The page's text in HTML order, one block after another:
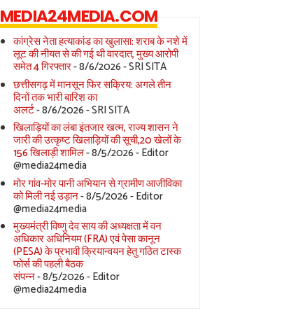
MEDIA24MEDIA.COM
कांग्रेस नेता हत्याकांड का खुलासा: शराब के नशे में
लूट की नीयत से की गई थी वारदात, मुख्य आरोपी
समेत 4 गिरफ्तार- 8/6/2026- SRI SITA
छत्तीसगढ़ में मानसून फिर सक्रिय: अगले तीन
दिनों तक भारी बारिश का
अलर्ट- 8/6/2026- SRI SITA
खिलाड़ियों का लंबा इंतजार खत्म, राज्य शासन ने
जारी की उत्कृष्ट खिलाड़ियों की सूची,20 खेलों के
156 खिलाड़ी शामिल- 8/5/2026- Editor
@media24media
मोर गांव-मोर पानी अभियान से ग्रामीण आजीविका
को मिली नई उड़ान- 8/5/2026- Editor
@media24media
मुख्यमंत्री विष्णु देव साय की अध्यक्षता में वन
अधिकार अधिनियम (FRA) एवं पेसा कानून
(PESA) के प्रभावी क्रियान्वयन हेतु गठित टास्क
फोर्स की पहली बैठक
संपन्न- 8/5/2026- Editor
@media24media